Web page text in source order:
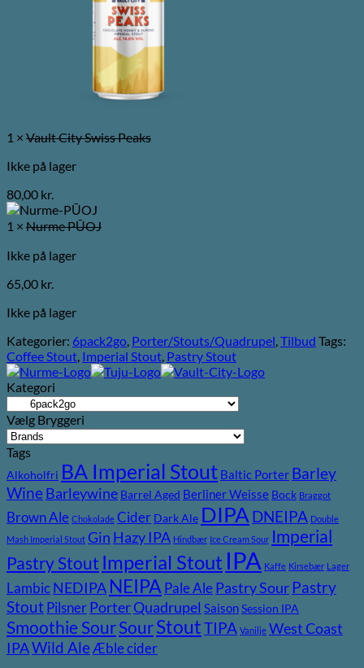
1 × Vault City Swiss Peaks
Ikke på lager
80,00 kr.
1 × Nurme PŪOJ
Ikke på lager
65,00 kr.
Ikke på lager
Kategorier: 6pack2go, Porter/Stouts/Quadrupel,Tilbud Tags:
Coffee Stout, Imperial Stout, Pastry Stout
Kategori
Vælg Bryggeri
Tags
Alkoholfri BA Imperial Stout Baltic Porter Barley
Wine Barleywine Barrel Aged Berliner Weisse Bock Braggot
Brown Ale Chokolade Cider Dark Ale DIPA DNEIPA Double
Mash Imperial Stout Gin Hazy IPA Hindbær Ice Cream Sour Imperial
Pastry Stout Imperial Stout IPA Kaffe Kirsebær Lager
Lambic NEDIPA NEIPA Pale Ale Pastry Sour Pastry
Stout Pilsner PorterQuadrupel SaisonSession IPA
Smoothie SourSourStoutTIPA Vanilje West Coast
IPAWild Ale Æble cider